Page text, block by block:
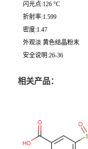
闪光点:126 °C
折射率:1.599
密度:1.47
外观淡 黄色结晶粉末
安全说明:26-36
相关产品：